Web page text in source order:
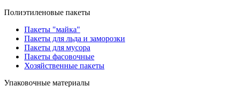
Полиэтиленовые пакеты
Пакеты "майка"
Пакеты для льда и заморозки
Пакеты для мусора
Пакеты фасовочные
Хозяйственные пакеты
Упаковочные материалы